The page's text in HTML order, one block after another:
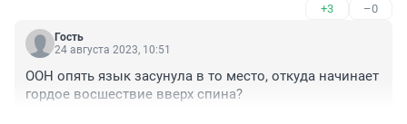
Япония сливает радиоактивную воду в мировой
океан. Рыбки, крабы и моллюски всякие от радости
такой (демократическая радиация же!) теперь
Ждём появления Годзиллы 😂
+3 –0
Гость
24 августа 2023, 10:51
ООН опять язык засунула в то место, откуда начинает
гордое восшествие вверх спина?